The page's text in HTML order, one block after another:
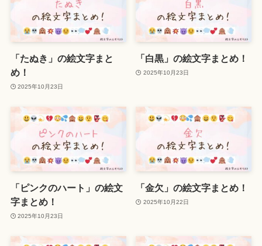
「たぬき」の絵文字まと
め！
2025年10月23日
「白黒」の絵文字まとめ！
2025年10月23日
「ピンクのハート」の絵文
字まとめ！
2025年10月23日
「金欠」の絵文字まとめ！
2025年10月22日